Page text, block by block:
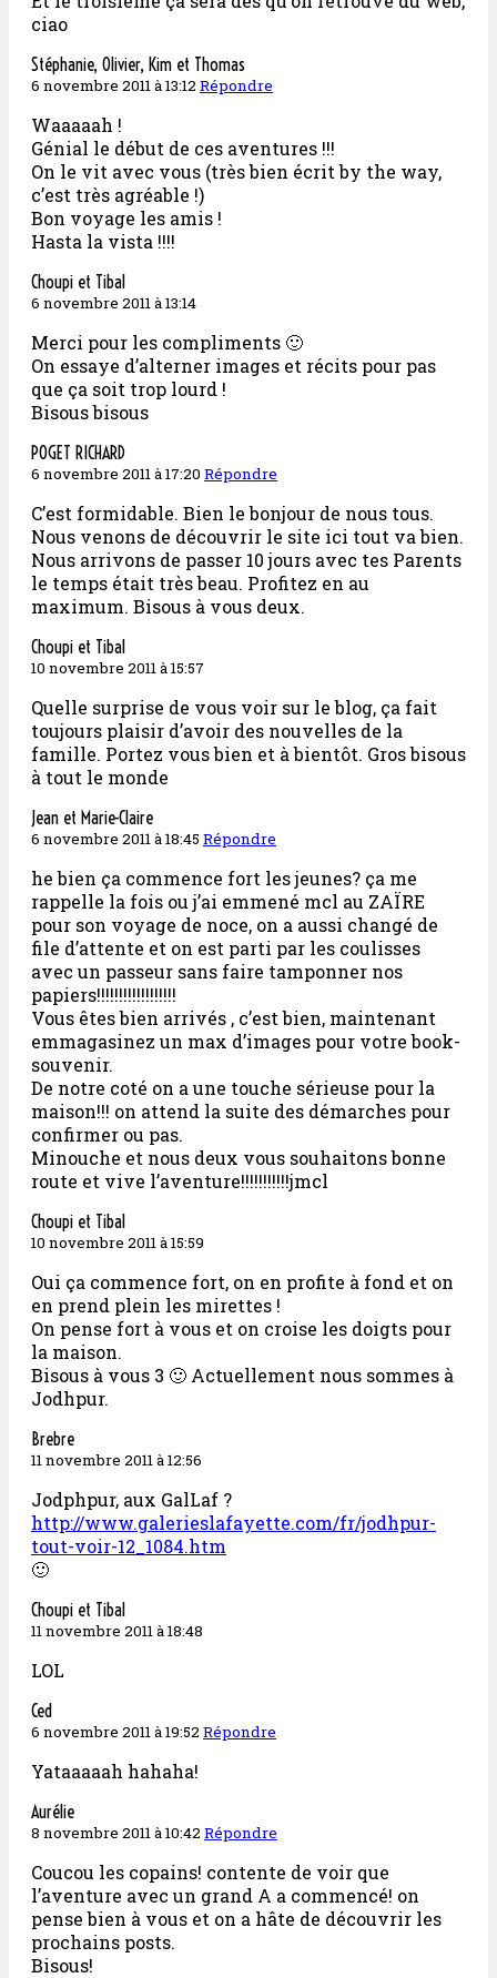
ciao
Stéphanie, Olivier, Kim et Thomas
6 novembre 2011 à 13:12 Répondre
Waaaaah !
Génial le début de ces aventures !!!
On le vit avec vous (très bien écrit by the way,
c’est très agréable !)
Bon voyage les amis !
Hasta la vista !!!!
Choupi et Tibal
6 novembre 2011 à 13:14
Merci pour les compliments 🙂
On essaye d’alterner images et récits pour pas
que ça soit trop lourd !
Bisous bisous
POGET RICHARD
6 novembre 2011 à 17:20 Répondre
C’est formidable. Bien le bonjour de nous tous.
Nous venons de découvrir le site ici tout va bien.
Nous arrivons de passer 10 jours avec tes Parents
le temps était très beau. Profitez en au
maximum. Bisous à vous deux.
Choupi et Tibal
10 novembre 2011 à 15:57
Quelle surprise de vous voir sur le blog, ça fait
toujours plaisir d’avoir des nouvelles de la
famille. Portez vous bien et à bientôt. Gros bisous
à tout le monde
Jean et Marie-Claire
6 novembre 2011 à 18:45 Répondre
he bien ça commence fort les jeunes? ça me
rappelle la fois ou j’ai emmené mcl au ZAÏRE
pour son voyage de noce, on a aussi changé de
file d’attente et on est parti par les coulisses
avec un passeur sans faire tamponner nos
papiers!!!!!!!!!!!!!!!!!!
Vous êtes bien arrivés , c’est bien, maintenant
emmagasinez un max d’images pour votre book-
souvenir.
De notre coté on a une touche sérieuse pour la
maison!!! on attend la suite des démarches pour
confirmer ou pas.
Minouche et nous deux vous souhaitons bonne
route et vive l’aventure!!!!!!!!!!!jmcl
Choupi et Tibal
10 novembre 2011 à 15:59
Oui ça commence fort, on en profite à fond et on
en prend plein les mirettes !
On pense fort à vous et on croise les doigts pour
la maison.
Bisous à vous 3 🙂 Actuellement nous sommes à
Jodhpur.
Brebre
11 novembre 2011 à 12:56
Jodphpur, aux GalLaf ?
http://www.galerieslafayette.com/fr/jodhpur-
tout-voir-12_1084.htm
🙂
Choupi et Tibal
11 novembre 2011 à 18:48
LOL
Ced
6 novembre 2011 à 19:52 Répondre
Yataaaaah hahaha!
Aurélie
8 novembre 2011 à 10:42 Répondre
Coucou les copains! contente de voir que
l’aventure avec un grand A a commencé! on
pense bien à vous et on a hâte de découvrir les
prochains posts.
Bisous!